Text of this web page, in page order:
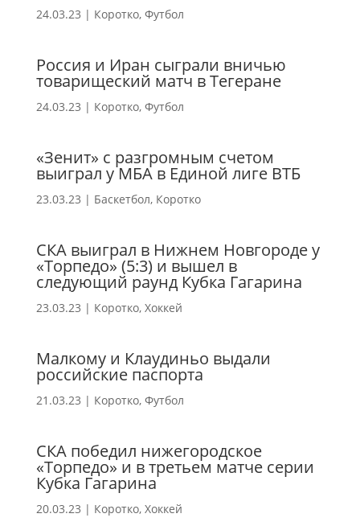
24.03.23 | Коротко, Футбол
Россия и Иран сыграли вничью
товарищеский матч в Тегеране
24.03.23 | Коротко, Футбол
«Зенит» с разгромным счетом
выиграл у МБА в Единой лиге ВТБ
23.03.23 | Баскетбол, Коротко
СКА выиграл в Нижнем Новгороде у
«Торпедо» (5:3) и вышел в
следующий раунд Кубка Гагарина
23.03.23 | Коротко, Хоккей
Малкому и Клаудиньо выдали
российские паспорта
21.03.23 | Коротко, Футбол
СКА победил нижегородское
«Торпедо» и в третьем матче серии
Кубка Гагарина
20.03.23 | Коротко, Хоккей